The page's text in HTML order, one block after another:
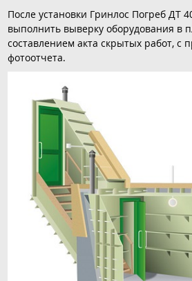
После установки Гринлос Погреб ДТ
выполнить выверку оборудования в
составлением акта скрытых работ, с
фотоотчета.